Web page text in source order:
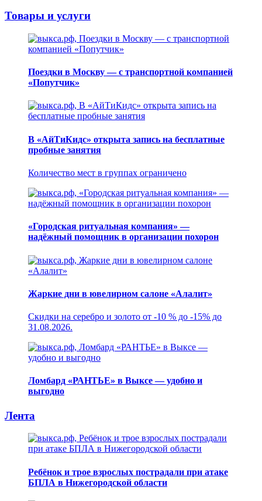
Товары и услуги
Поездки в Москву — с транспортной компанией
«Попутчик»
В «АйТиКидс» открыта запись на бесплатные
пробные занятия
Количество мест в группах ограничено
«Городская ритуальная компания» —
надёжный помощник в организации похорон
Жаркие дни в ювелирном салоне «Алалит»
Скидки на серебро и золото от -10 % до -15% до
31.08.2026.
Ломбард «РАНТЬЕ» в Выксе — удобно и
выгодно
Лента
Ребёнок и трое взрослых пострадали при атаке
БПЛА в Нижегородской области